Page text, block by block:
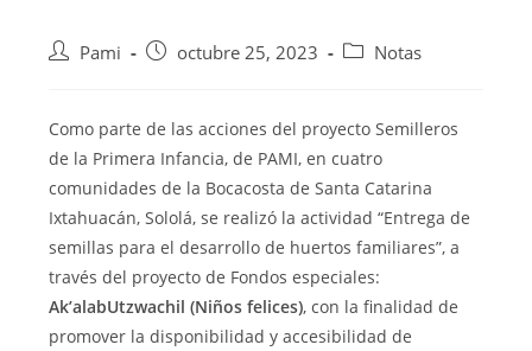
Pami octubre 25, 2023 Notas
Como parte de las acciones del proyecto Semilleros
de la Primera Infancia, de PAMI, en cuatro
comunidades de la Bocacosta de Santa Catarina
Ixtahuacán, Sololá, se realizó la actividad “Entrega de
semillas para el desarrollo de huertos familiares”, a
través del proyecto de Fondos especiales:
Ak’alabUtzwachil (Niños felices), con la finalidad de
promover la disponibilidad y accesibilidad de